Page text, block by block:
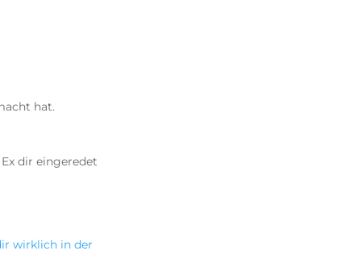
hat.
dir eingeredet
wirklich in der